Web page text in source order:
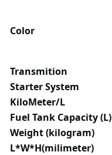
Color
Transmition
Starter System
KiloMeter/L
Fuel Tank Capacity (L)
Weight (kilogram)
L*W*H(milimeter)